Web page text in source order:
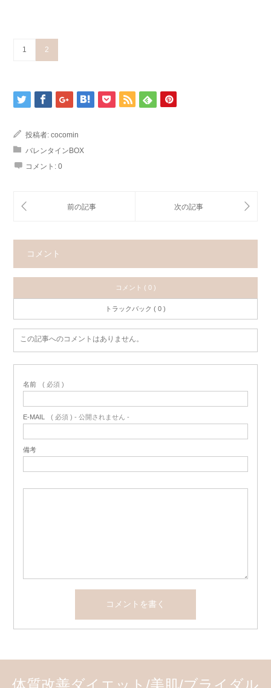
1 2
投稿者: cocomin
バレンタインBOX
コメント: 0
コメント
コメント ( 0 )
トラックバック ( 0 )
この記事へのコメントはありません。
名前 ( 必須 )
E-MAIL ( 必須 ) - 公開されません -
備考
体質改善ダイエット/美肌/ブライダル